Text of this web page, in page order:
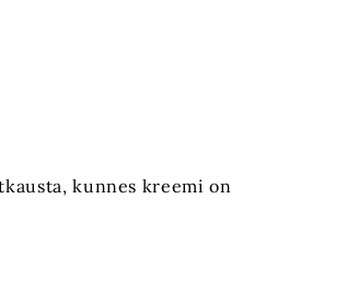
kunnes kreemi on